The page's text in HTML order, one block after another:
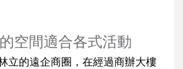
空間適合各式活動
立的遠企商圈，在經過商辦大樓